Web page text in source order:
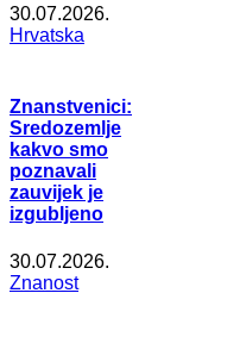
30.07.2026.
Hrvatska
Znanstvenici:
Sredozemlje
kakvo smo
poznavali
zauvijek je
izgubljeno
30.07.2026.
Znanost